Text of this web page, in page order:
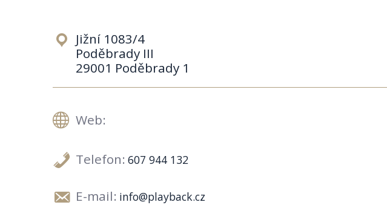
Jižní 1083/4
Poděbrady III
29001 Poděbrady 1
Web:
Telefon: 607 944 132
E-mail: info@playback.cz